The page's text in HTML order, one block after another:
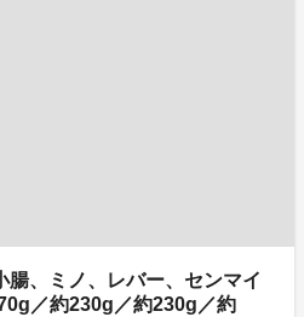
腸、ミノ、レバー、センマイ
／約230g／約230g／約